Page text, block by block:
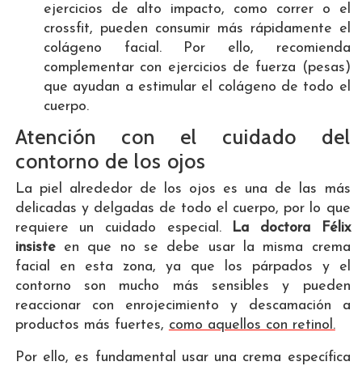
ejercicios de alto impacto, como correr o el
crossfit, pueden consumir más rápidamente el
colágeno facial. Por ello, recomienda
complementar con ejercicios de fuerza (pesas)
que ayudan a estimular el colágeno de todo el
cuerpo.
Atención con el cuidado del
contorno de los ojos
La piel alrededor de los ojos es una de las más
delicadas y delgadas de todo el cuerpo, por lo que
requiere un cuidado especial. La doctora Félix
insisteen que no se debe usar la misma crema
facial en esta zona, ya que los párpados y el
contorno son mucho más sensibles y pueden
reaccionar con enrojecimiento y descamación a
productos más fuertes, como aquellos con retinol.
Por ello, es fundamental usar una crema específica